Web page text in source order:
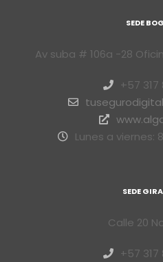
SEDE
Av suba # 106a -28
+57 317
Lunes a viernes:
SEDE
Calle 20
+57 317